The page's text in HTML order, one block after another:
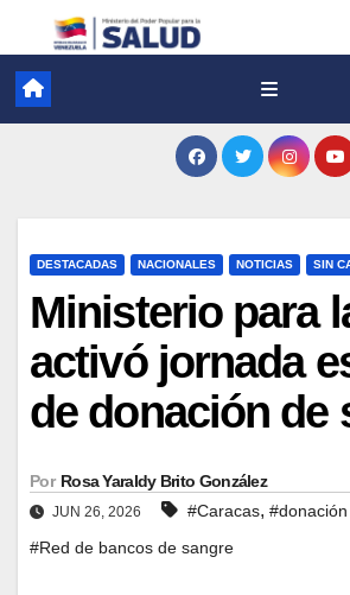
DESTACADAS NACIONALES NOTICIAS SIN
Ministerio para
activó jornada
de donación de
Por Rosa Yaraldy Brito González
JUN 26, 2026 #Caracas,
#Red de bancos de sangre